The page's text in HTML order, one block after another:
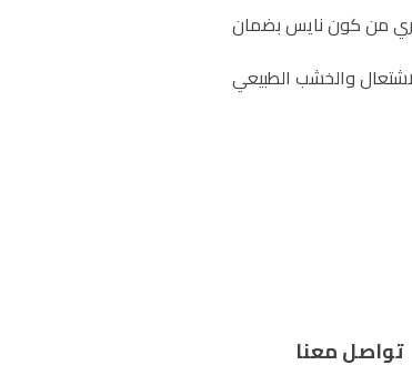
من كون نايس بضمان
والخشب الطبيعي
تواصل معنا